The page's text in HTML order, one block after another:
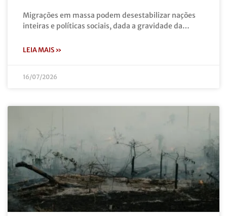
Migrações em massa podem desestabilizar nações
inteiras e políticas sociais, dada a gravidade da…
LEIA MAIS »
16/07/2026